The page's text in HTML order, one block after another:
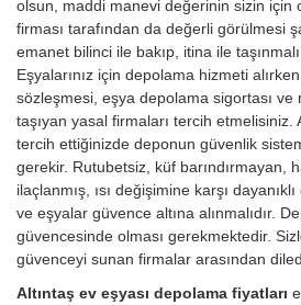
olsun, maddi manevi değerinin sizin için
firması tarafından da değerli görülmesi
emanet bilinci ile bakıp, itina ile
Eşyalarınız için depolama hizmeti
sözleşmesi, eşya depolama sigortası ve
taşıyan yasal firmaları tercih etmelisiniz.
tercih ettiğinizde deponun güvenlik
gerekir. Rutubetsiz, küf barındırmayan,
ilaçlanmış, ısı değişimine karşı
ve eşyalar güvence altına alınmalıdır.
güvencesinde olması gerekmektedir.
güvenceyi sunan firmalar arasından
Altıntaş ev eşyası depolama fiyatları